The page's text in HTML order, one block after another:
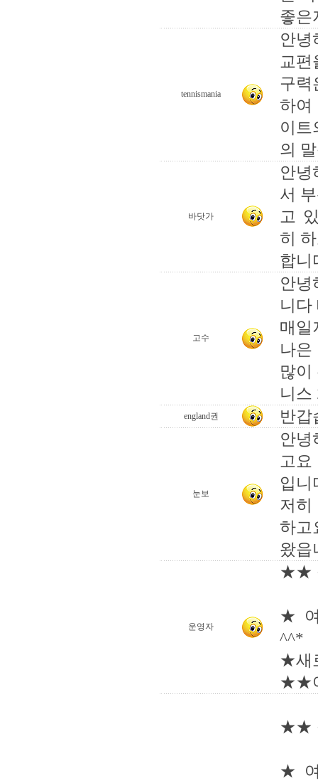
좋은
tennismania
안
교편
구력
하여
이트
의
바닷가
안
서
고
히
합니
고수
안
니다
매일
나
많이
니스
england권 반갑
눈보
안녕
고
입
저
하
왔읍
운영자
★★
★ 여
^^*
★새
★★
★★
★ 여